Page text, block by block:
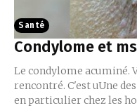
Santé
Condylome et
Le condylome acuminé.
rencontré. C'est uUne
en particulier chez les